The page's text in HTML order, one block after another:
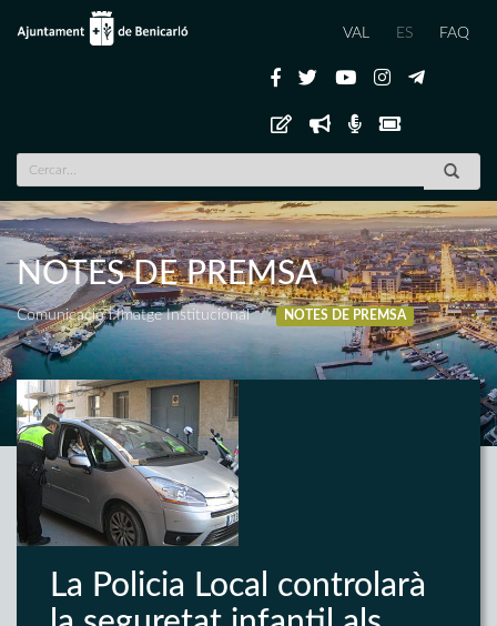
VAL ES FAQ
NOTES DE PREMSA
Comunicació i Imatge Institucional NOTES DE PREMSA
La Policia Local controlarà